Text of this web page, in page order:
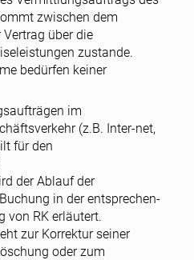
zwischen dem
Vertrag über die
zustande.
bedürfen keiner
im
(z.B. Inter-net,
für den
der Ablauf der
in der entsprechen-
von RK erläutert.
zur Korrektur seiner
oder zum